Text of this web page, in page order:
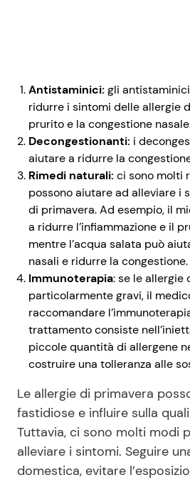
Antistaminici: gli
ridurre i sintomi delle allergie
prurito e la congestione
Decongestionanti: i
aiutare a ridurre la
Rimedi naturali: ci sono molti
possono aiutare ad alleviare i
di primavera. Ad esempio, il
a ridurre l’infiammazione e il
mentre l’acqua salata può
nasali e ridurre la congestione.
Immunoterapia: se le allergie
particolarmente gravi, il
raccomandare
trattamento consiste
piccole quantità di allergene
costruire una tolleranza alle
Le allergie di primavera
fastidiose e influire sulla
Tuttavia, ci sono molti modi
alleviare i sintomi. Seguire
domestica, evitare